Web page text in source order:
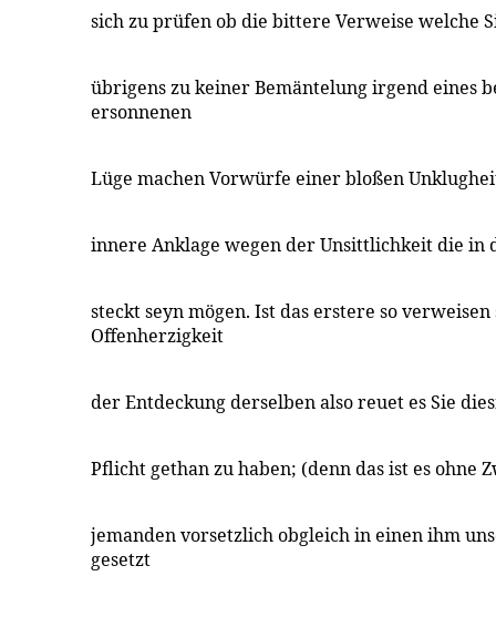
sich zu prüfen ob die bittere Verweise welche
übrigens zu keiner Bemäntelung irgend eines
ersonnenen
Lüge machen Vorwürfe einer bloßen
innere Anklage wegen der Unsittlichkeit die in
steckt seyn mögen. Ist das erstere so
Offenherzigkeit
der Entdeckung derselben also reuet es Sie
Pflicht gethan zu haben; (denn das ist es ohne
jemanden vorsetzlich obgleich in einen ihm
gesetzt